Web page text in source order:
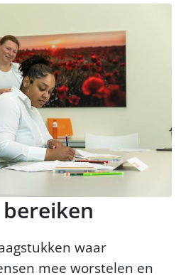
waar
mee worstelen en